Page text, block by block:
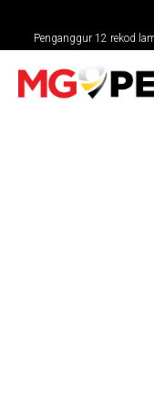
Penganggur 12 rekod